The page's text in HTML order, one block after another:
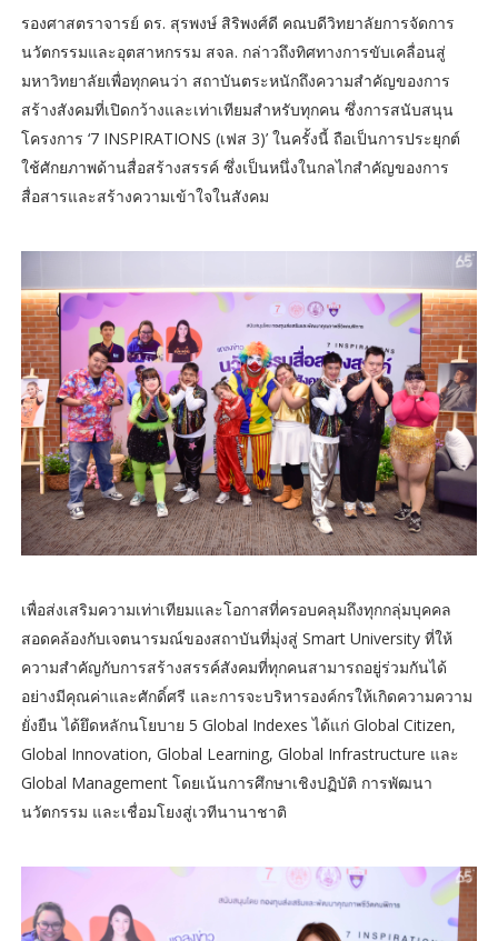
รองศาสตราจารย์ ดร. สุรพงษ์ สิริพงศ์ดี คณบดีวิทยาลัยการจัดการ
นวัตกรรมและอุตสาหกรรม สจล. กล่าวถึงทิศทางการขับเคลื่อนสู่
มหาวิทยาลัยเพื่อทุกคนว่า สถาบันตระหนักถึงความสำคัญของการ
สร้างสังคมที่เปิดกว้างและเท่าเทียมสำหรับทุกคน ซึ่งการสนับสนุน
โครงการ ‘7 INSPIRATIONS (เฟส 3)’ ในครั้งนี้ ถือเป็นการประยุกต์
ใช้ศักยภาพด้านสื่อสร้างสรรค์ ซึ่งเป็นหนึ่งในกลไกสำคัญของการ
สื่อสารและสร้างความเข้าใจในสังคม
เพื่อส่งเสริมความเท่าเทียมและโอกาสที่ครอบคลุมถึงทุกกลุ่มบุคคล
สอดคล้องกับเจตนารมณ์ของสถาบันที่มุ่งสู่ Smart University ที่ให้
ความสำคัญกับการสร้างสรรค์สังคมที่ทุกคนสามารถอยู่ร่วมกันได้
อย่างมีคุณค่าและศักดิ์ศรี และการจะบริหารองค์กรให้เกิดความความ
ยั่งยืน ได้ยึดหลักนโยบาย 5 Global Indexes ได้แก่ Global Citizen,
Global Innovation, Global Learning, Global Infrastructure และ
Global Management โดยเน้นการศึกษาเชิงปฏิบัติ การพัฒนา
นวัตกรรม และเชื่อมโยงสู่เวทีนานาชาติ